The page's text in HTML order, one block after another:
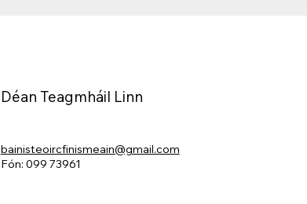
Déan Teagmháil Linn
bainisteoircfinismeain@gmail.com
Fón: 099 73961